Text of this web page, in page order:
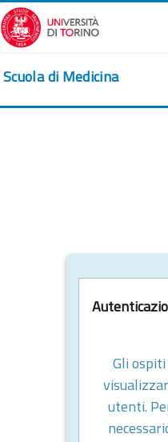
Vai al contenuto principale
Scuola di Medicina
Gli
utenti.